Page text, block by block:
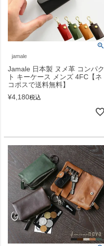
jamale
Jamale 日本製 ヌメ革 コンパク
ト キーケース メンズ 4FC【ネ
コポスで送料無料】
¥4,180税込